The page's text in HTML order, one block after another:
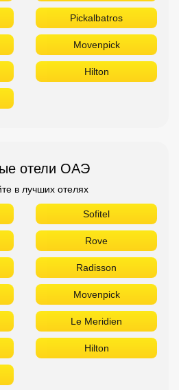
Pickalbatros
Movenpick
Hilton
отели ОАЭ
в лучших отелях
Sofitel
Rove
Radisson
Movenpick
Le Meridien
Hilton